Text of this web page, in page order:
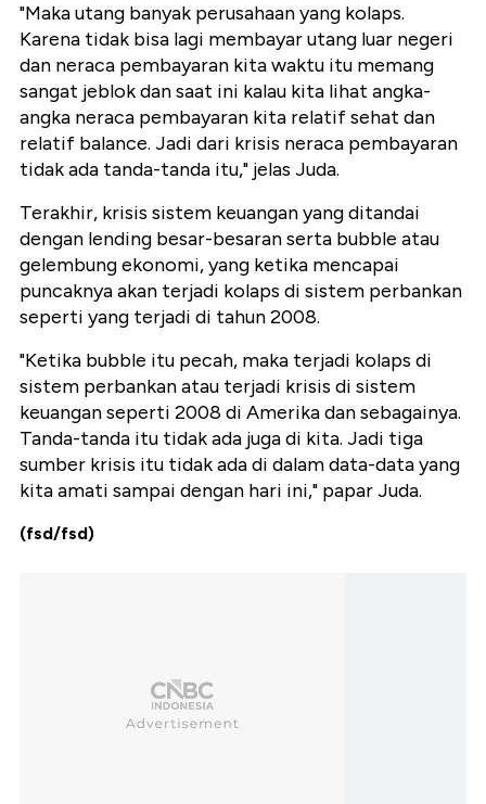
"Maka utang banyak perusahaan yang kolaps.
Karena tidak bisa lagi membayar utang luar negeri
dan neraca pembayaran kita waktu itu memang
sangat jeblok dan saat ini kalau kita lihat angka-
angka neraca pembayaran kita relatif sehat dan
relatif balance. Jadi dari krisis neraca pembayaran
tidak ada tanda-tanda itu," jelas Juda.
Terakhir, krisis sistem keuangan yang ditandai
dengan lending besar-besaran serta bubble atau
gelembung ekonomi, yang ketika mencapai
puncaknya akan terjadi kolaps di sistem perbankan
seperti yang terjadi di tahun 2008.
"Ketika bubble itu pecah, maka terjadi kolaps di
sistem perbankan atau terjadi krisis di sistem
keuangan seperti 2008 di Amerika dan sebagainya.
Tanda-tanda itu tidak ada juga di kita. Jadi tiga
sumber krisis itu tidak ada di dalam data-data yang
kita amati sampai dengan hari ini," papar Juda.
(fsd/fsd)